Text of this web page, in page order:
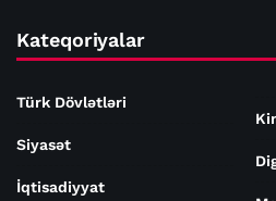
Kateqoriyalar
Türk Dövlətləri
Siyasət
İqtisadiyyat